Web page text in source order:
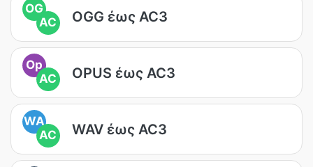
OG
AC
OGG έως AC3
Op
AC
OPUS έως AC3
WA
AC
WAV έως AC3